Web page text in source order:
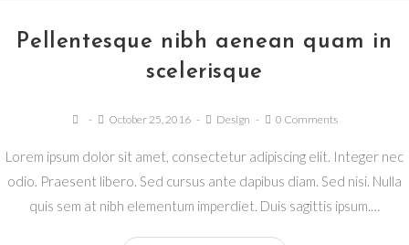
Pellentesque nibh aenean quam in
scelerisque
October 25, 2016 Design 0 Comments
Lorem ipsum dolor sit amet, consectetur adipiscing elit. Integer nec
odio. Praesent libero. Sed cursus ante dapibus diam. Sed nisi. Nulla
quis sem at nibh elementum imperdiet. Duis sagittis ipsum.…